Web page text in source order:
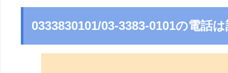
0333830101/03-3383-0101の電話